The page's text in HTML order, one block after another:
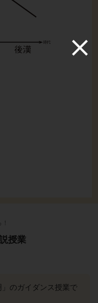
授業
のガイダンス授業で